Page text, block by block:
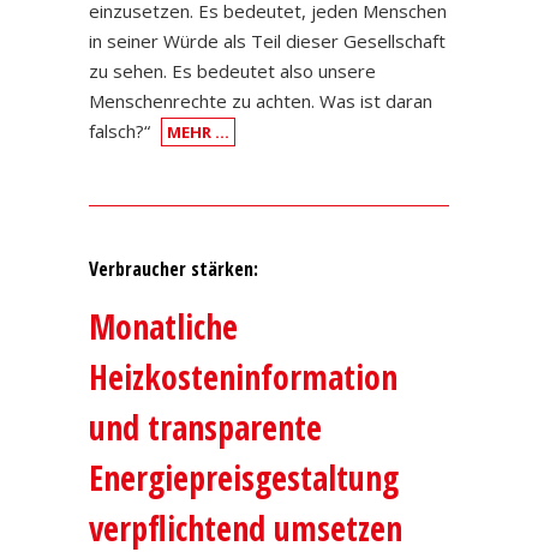
einzusetzen. Es bedeutet, jeden Menschen
in seiner Würde als Teil dieser Gesellschaft
zu sehen. Es bedeutet also unsere
Menschenrechte zu achten. Was ist daran
falsch?“
MEHR …
Verbraucher stärken:
Monatliche
Heizkosteninformation
und transparente
Energiepreisgestaltung
verpflichtend umsetzen